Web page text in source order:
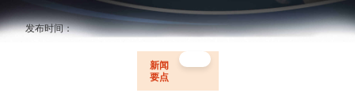
发布时间：
新闻
要点